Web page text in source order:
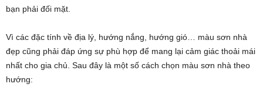
bạn phải đối mặt.
Vì các đặc tính về địa lý, hướng nắng, hướng gió… màu sơn nhà
đẹp cũng phải đáp ứng sự phù hợp để mang lại cảm giác thoải mái
nhất cho gia chủ. Sau đây là một số cách chọn màu sơn nhà theo
hướng: